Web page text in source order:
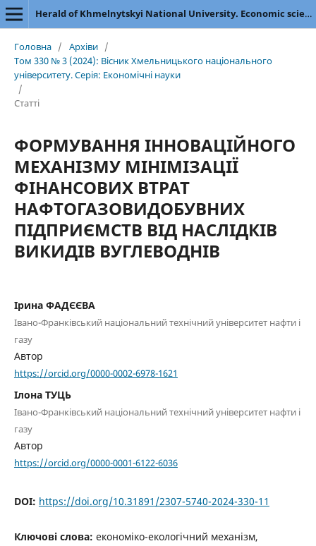
Herald of Khmelnytskyi National University. Economic sciences
Головна / Архіви /
Том 330 № 3 (2024): Вісник Хмельницького національного
університету. Серія: Економічні науки
/
Статті
ФОРМУВАННЯ ІННОВАЦІЙНОГО
МЕХАНІЗМУ МІНІМІЗАЦІЇ
ФІНАНСОВИХ ВТРАТ
НАФТОГАЗОВИДОБУВНИХ
ПІДПРИЄМСТВ ВІД НАСЛІДКІВ
ВИКИДІВ ВУГЛЕВОДНІВ
Ірина ФАДЄЄВА
Івано-Франківський національний технічний університет нафти і
газу
Автор
https://orcid.org/0000-0002-6978-1621
Ілона ТУЦЬ
Івано-Франківський національний технічний університет нафти і
газу
Автор
https://orcid.org/0000-0001-6122-6036
DOI: https://doi.org/10.31891/2307-5740-2024-330-11
Ключові слова: економіко-екологічний механізм,